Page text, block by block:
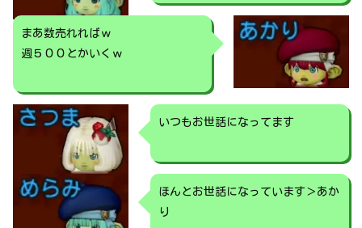
まあ数売れればｗ
週５００とかいくｗ
いつもお世話になってます
ほんとお世話になっています＞あか
り